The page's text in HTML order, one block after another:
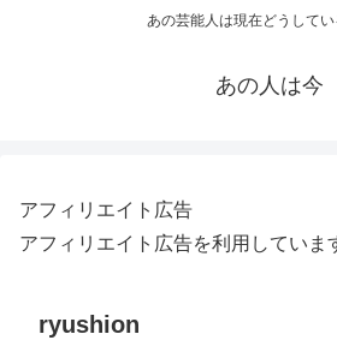
あの芸能人は現在どうしてい
あの人は今
アフィリエイト広告
アフィリエイト広告を利用していま
ryushion